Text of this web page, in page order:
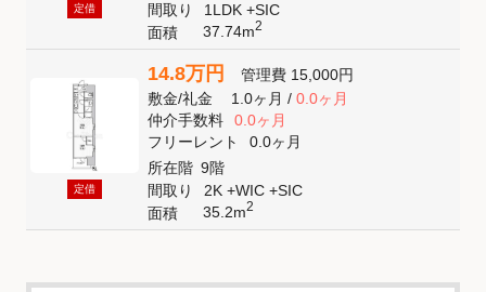
定借
間取り
1LDK +SIC
面積
37.74m2
定借
14.8万円 管理費 15,000円
敷金/礼金 1.0ヶ月/ 0.0ヶ月
仲介手数料
0.0ヶ月
フリーレント
0.0ヶ月
所在階 9階
間取り
2K +WIC +SIC
面積
35.2m2